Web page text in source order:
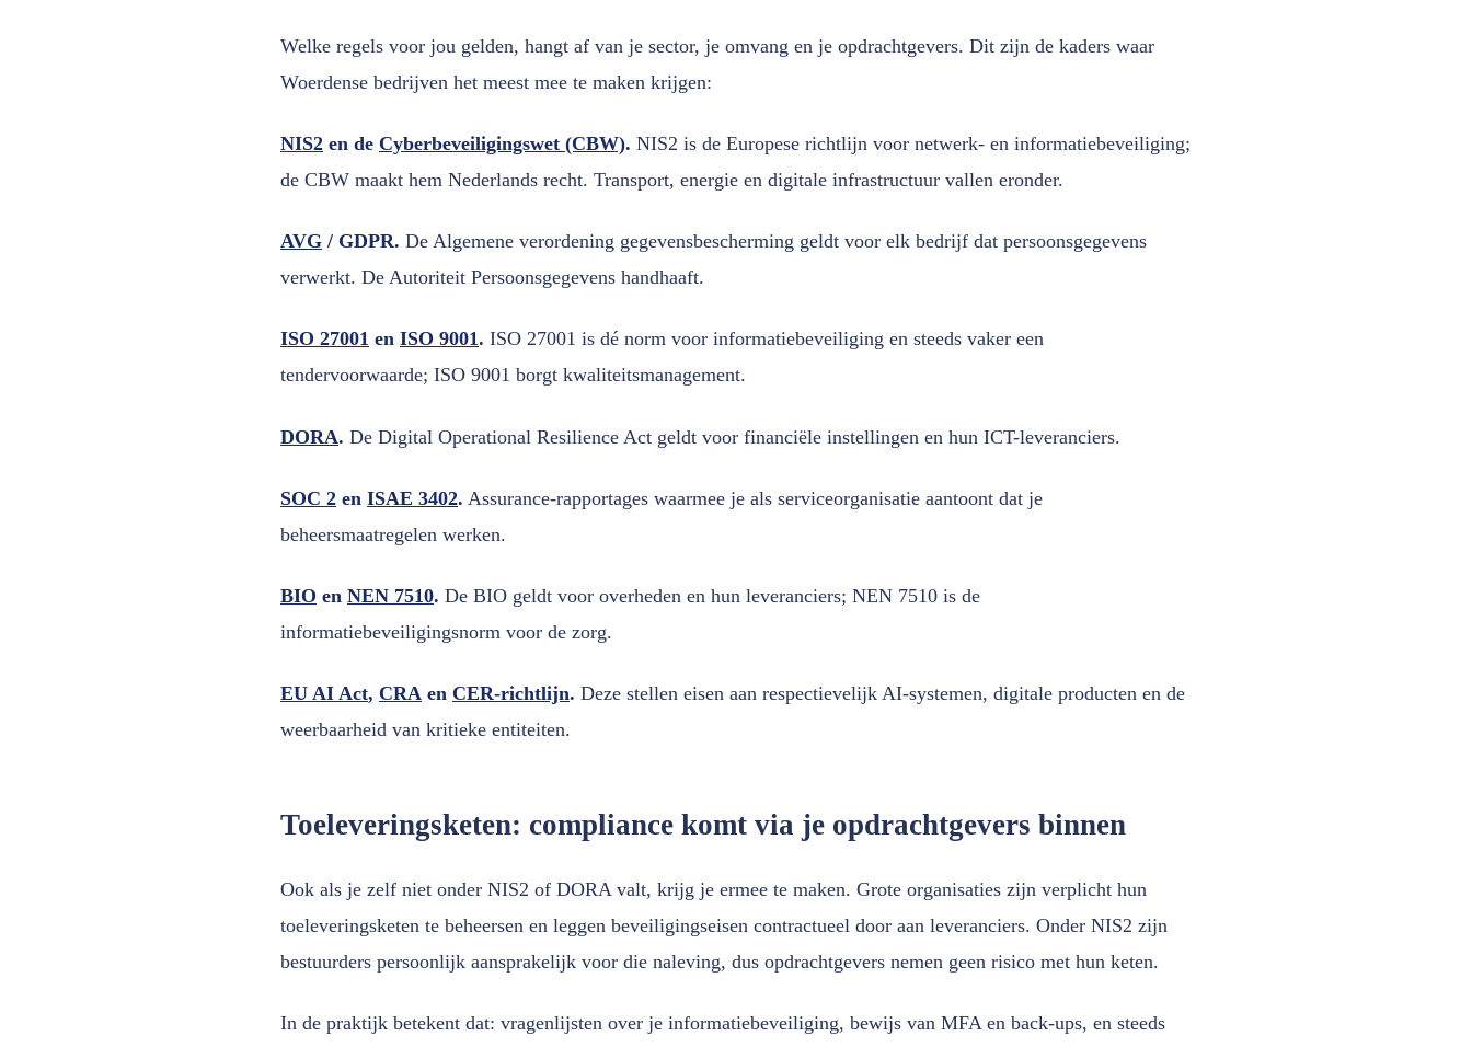
Welke regels voor jou gelden, hangt af van je sector, je omvang en je opdrachtgevers. Dit zijn de kaders waar
Woerdense bedrijven het meest mee te maken krijgen:
NIS2 en de Cyberbeveiligingswet (CBW). NIS2 is de Europese richtlijn voor netwerk- en informatiebeveiliging;
de CBW maakt hem Nederlands recht. Transport, energie en digitale infrastructuur vallen eronder.
AVG / GDPR. De Algemene verordening gegevensbescherming geldt voor elk bedrijf dat persoonsgegevens
verwerkt. De Autoriteit Persoonsgegevens handhaaft.
ISO 27001 en ISO 9001. ISO 27001 is dé norm voor informatiebeveiliging en steeds vaker een
tendervoorwaarde; ISO 9001 borgt kwaliteitsmanagement.
DORA. De Digital Operational Resilience Act geldt voor financiële instellingen en hun ICT-leveranciers.
SOC 2 en ISAE 3402. Assurance-rapportages waarmee je als serviceorganisatie aantoont dat je
beheersmaatregelen werken.
BIO en NEN 7510. De BIO geldt voor overheden en hun leveranciers; NEN 7510 is de
informatiebeveiligingsnorm voor de zorg.
EU AI Act, CRA en CER-richtlijn. Deze stellen eisen aan respectievelijk AI-systemen, digitale producten en de
weerbaarheid van kritieke entiteiten.
Toeleveringsketen: compliance komt via je opdrachtgevers binnen
Ook als je zelf niet onder NIS2 of DORA valt, krijg je ermee te maken. Grote organisaties zijn verplicht hun
toeleveringsketen te beheersen en leggen beveiligingseisen contractueel door aan leveranciers. Onder NIS2 zijn
bestuurders persoonlijk aansprakelijk voor die naleving, dus opdrachtgevers nemen geen risico met hun keten.
In de praktijk betekent dat: vragenlijsten over je informatiebeveiliging, bewijs van MFA en back-ups, en steeds